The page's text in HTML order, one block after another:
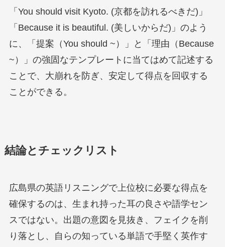
「You should visit Kyoto. (京都を訪れるべきだ)」
「Because it is beautiful. (美しいからだ)」のよう
に、「提案（You should ~）」と「理由（Because
~）」の強固なテンプレートに当てはめて記述する
ことで、大崩れを防ぎ、安定して得点を回収する
ことができる。
結論とチェックリスト
広島県の英語リスニングで上位校に必要な得点を
確保するのは、生まれ持った耳の良さや語学セン
スではない。出題の意図を見抜き、フェイクを削
り落とし、自らの知っている単語で手堅く英作す